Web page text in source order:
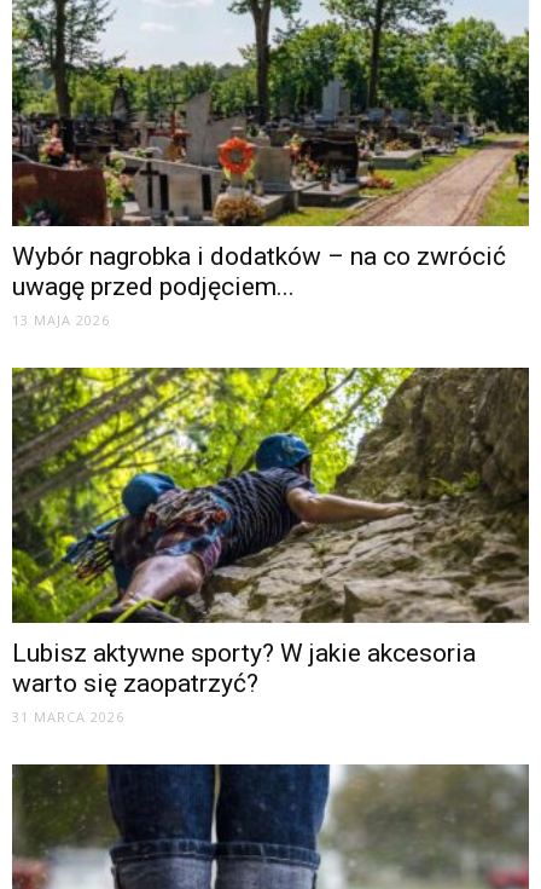
Wybór nagrobka i dodatków – na co zwrócić
uwagę przed podjęciem...
13 MAJA 2026
Lubisz aktywne sporty? W jakie akcesoria
warto się zaopatrzyć?
31 MARCA 2026